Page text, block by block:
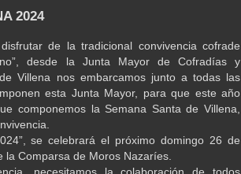
2024
de la tradicional convivencia cofrade
desde la Junta Mayor de Cofradías y
Villena nos embarcamos junto a todas las
esta Junta Mayor, para que este año
componemos la Semana Santa de Villena,
se celebrará el próximo domingo 26 de
la Comparsa de Moros Nazaríes.